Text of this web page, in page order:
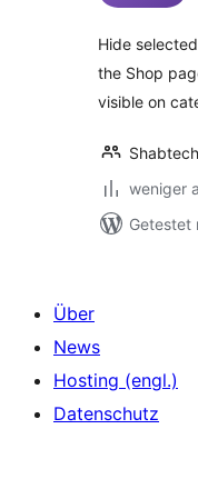
Hide
the Shop
visible on
Shabtech
weniger
Getestet
Über
News
Hosting (engl.)
Datenschutz